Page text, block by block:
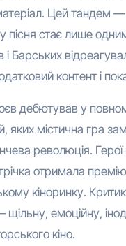
Цей тандем —
пісня стає лише
і Барських
контент і
дебютував у
містична гра
революція.
отримала
кіноринку.
емоційну,
кіно.